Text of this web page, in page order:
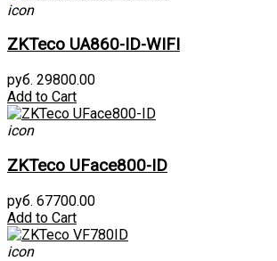
icon
ZKTeco UA860-ID-WIFI
руб. 29800.00
Add to Cart
icon
ZKTeco UFace800-ID
руб. 67700.00
Add to Cart
icon